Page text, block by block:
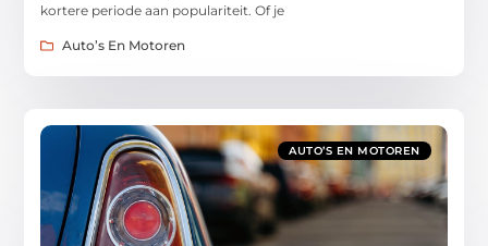
kortere periode aan populariteit. Of je
Auto’s En Motoren
AUTO’S EN MOTOREN